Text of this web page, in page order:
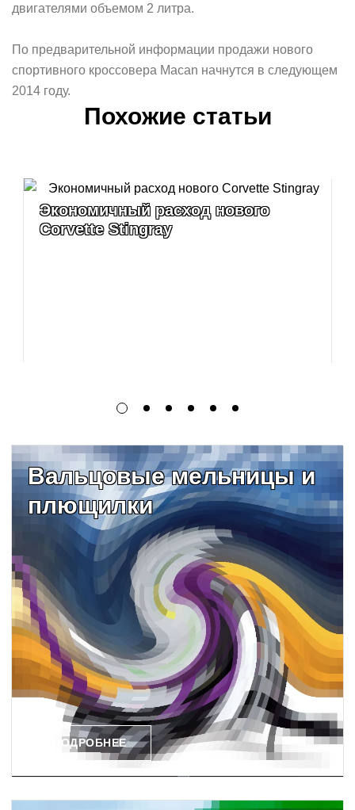
двигателями объемом 2 литра.
По предварительной информации продажи нового
спортивного кроссовера Macan начнутся в следующем
2014 году.
Похожие статьи
Экономичный расход нового
Corvette Stingray
Вальцовые мельницы и
плющилки
ПОДРОБНЕЕ